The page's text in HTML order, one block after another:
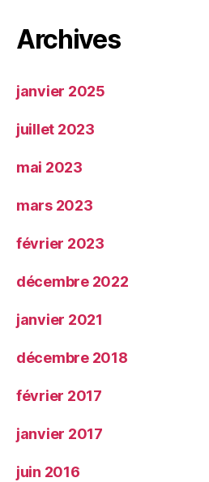
Archives
janvier 2025
juillet 2023
mai 2023
mars 2023
février 2023
décembre 2022
janvier 2021
décembre 2018
février 2017
janvier 2017
juin 2016